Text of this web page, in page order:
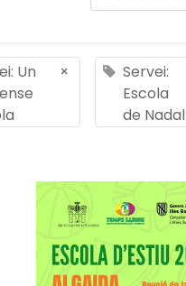
Un
×
Servei:
Escola
de Nadal